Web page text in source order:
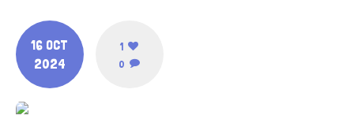
16 OCT
2024
1
0